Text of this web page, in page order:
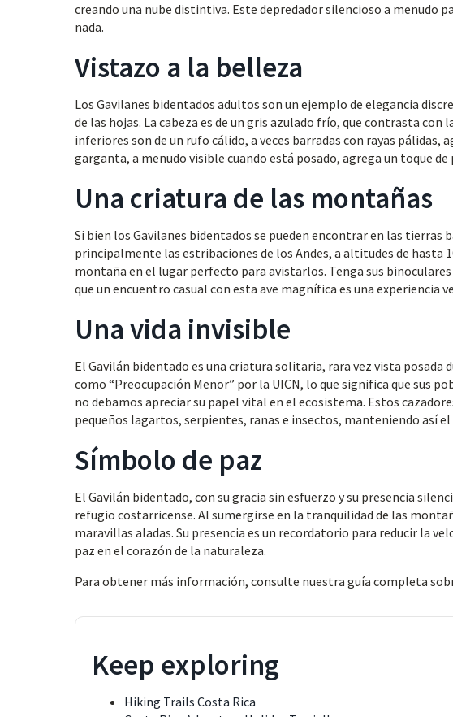
creando una nube distintiva. Este depredador silencioso a menudo
nada.
Vistazo a la belleza
Los Gavilanes bidentados adultos son un ejemplo de elegancia
de las hojas. La cabeza es de un gris azulado frío, que contrasta
inferiores son de un rufo cálido, a veces barradas con rayas pálidas,
garganta, a menudo visible cuando está posado, agrega un toque de
Una criatura de las montañas
Si bien los Gavilanes bidentados se pueden encontrar en las tierras
principalmente las estribaciones de los Andes, a altitudes de hasta
montaña en el lugar perfecto para avistarlos. Tenga sus
que un encuentro casual con esta ave magnífica es una experiencia
Una vida invisible
El Gavilán bidentado es una criatura solitaria, rara vez vista
como “Preocupación Menor” por la UICN, lo que significa que sus
no debamos apreciar su papel vital en el ecosistema. Estos
pequeños lagartos, serpientes, ranas e insectos, manteniendo así
Símbolo de paz
El Gavilán bidentado, con su gracia sin esfuerzo y su presencia
refugio costarricense. Al sumergirse en la tranquilidad de las
maravillas aladas. Su presencia es un recordatorio para reducir la
paz en el corazón de la naturaleza.
Para obtener más información, consulte nuestra guía completa
Keep exploring
Hiking Trails Costa Rica